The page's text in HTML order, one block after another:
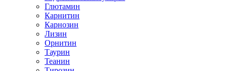
Глютамин
Карнитин
Карнозин
Лизин
Орнитин
Таурин
Теанин